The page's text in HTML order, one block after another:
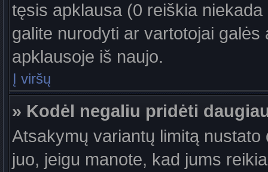
tęsis apklausa (0 reiškia
galite nurodyti ar vartotojai
apklausoje iš naujo.
Į viršų
» Kodėl negaliu pridėti
Atsakymų variantų limitą
juo, jeigu manote, kad jums